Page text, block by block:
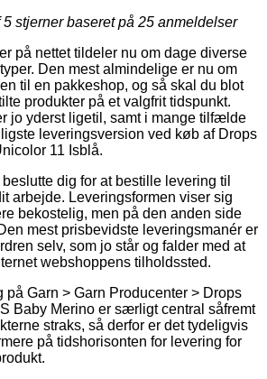
5 stjerner baseret på 25 anmeldelser
på nettet tildeler nu om dage diverse
Den mest almindelige er nu om
til en pakkeshop, og så skal du blot
produkter på et valgfrit tidspunkt.
jo yderst ligetil, samt i mange tilfælde
leveringsversion ved køb af Drops
11 Isblå.
dig for at bestille levering til
arbejde. Leveringsformen viser sig
bekostelig, men på den anden side
mest prisbevidste leveringsmanér er
selv, som jo står og falder med at
webshoppens tilholdssted.
på Garn > Garn Producenter > Drops
Baby Merino er særligt central såfremt
straks, så derfor er det tydeligvis
på tidshorisonten for levering for